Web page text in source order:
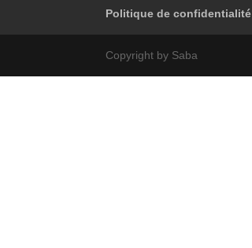
Politique de confidentialité
Copyright by Saba